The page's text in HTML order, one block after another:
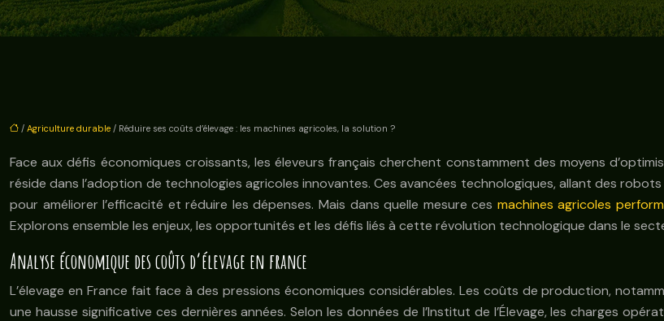
/ Agriculture durable / Réduire ses coûts d’élevage : les machines agricoles, la solution ?
Face aux défis économiques croissants, les éleveurs français cherchent constamment des moyens
réside dans l’adoption de technologies agricoles innovantes. Ces avancées technologiques, allant des
pour améliorer l’efficacité et réduire les dépenses. Mais dans quelle mesure ces machines agricoles
Explorons ensemble les enjeux, les opportunités et les défis liés à cette révolution technologique dans le
Analyse économique des coûts d’élevage en france
L’élevage en France fait face à des pressions économiques considérables. Les coûts de production,
une hausse significative ces dernières années. Selon les données de l’Institut de l’Élevage, les charges